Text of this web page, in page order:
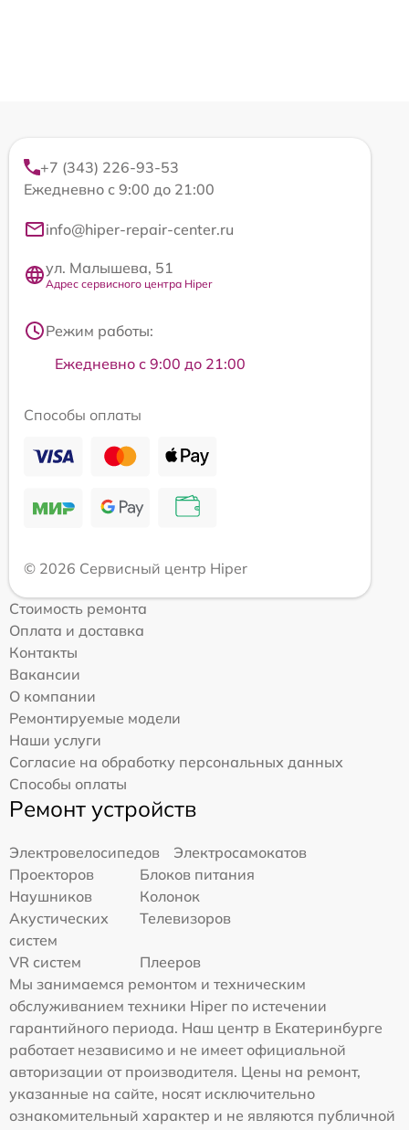
+7 (343) 226-93-53
Ежедневно с 9:00 до 21:00
info@hiper-repair-center.ru
ул. Малышева, 51
Адрес сервисного центра Hiper
Режим работы:
Ежедневно с 9:00 до 21:00
Способы оплаты
© 2026 Сервисный центр Hiper
Стоимость ремонта
Оплата и доставка
Контакты
Вакансии
О компании
Ремонтируемые модели
Наши услуги
Согласие на обработку персональных данных
Способы оплаты
Ремонт устройств
Электровелосипедов
Электросамокатов
Проекторов
Блоков питания
Наушников
Колонок
Акустических
систем
Телевизоров
VR систем
Плееров
Мы занимаемся ремонтом и техническим
обслуживанием техники Hiper по истечении
гарантийного периода. Наш центр в Екатеринбурге
работает независимо и не имеет официальной
авторизации от производителя. Цены на ремонт,
указанные на сайте, носят исключительно
ознакомительный характер и не являются публичной